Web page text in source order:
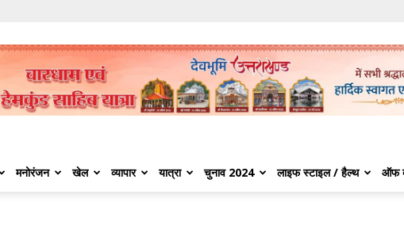
मनोरंजन खेल व्यापार यात्रा चुनाव 2024 लाइफ स्टाइल / हैल्थ ऑफ